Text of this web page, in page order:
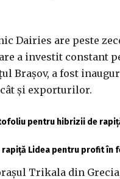
Dairies are peste
a investit constant
Braşov, a fost
şi exporturilor.
pentru hibrizii de
Lidea pentru profit în
Trikala din